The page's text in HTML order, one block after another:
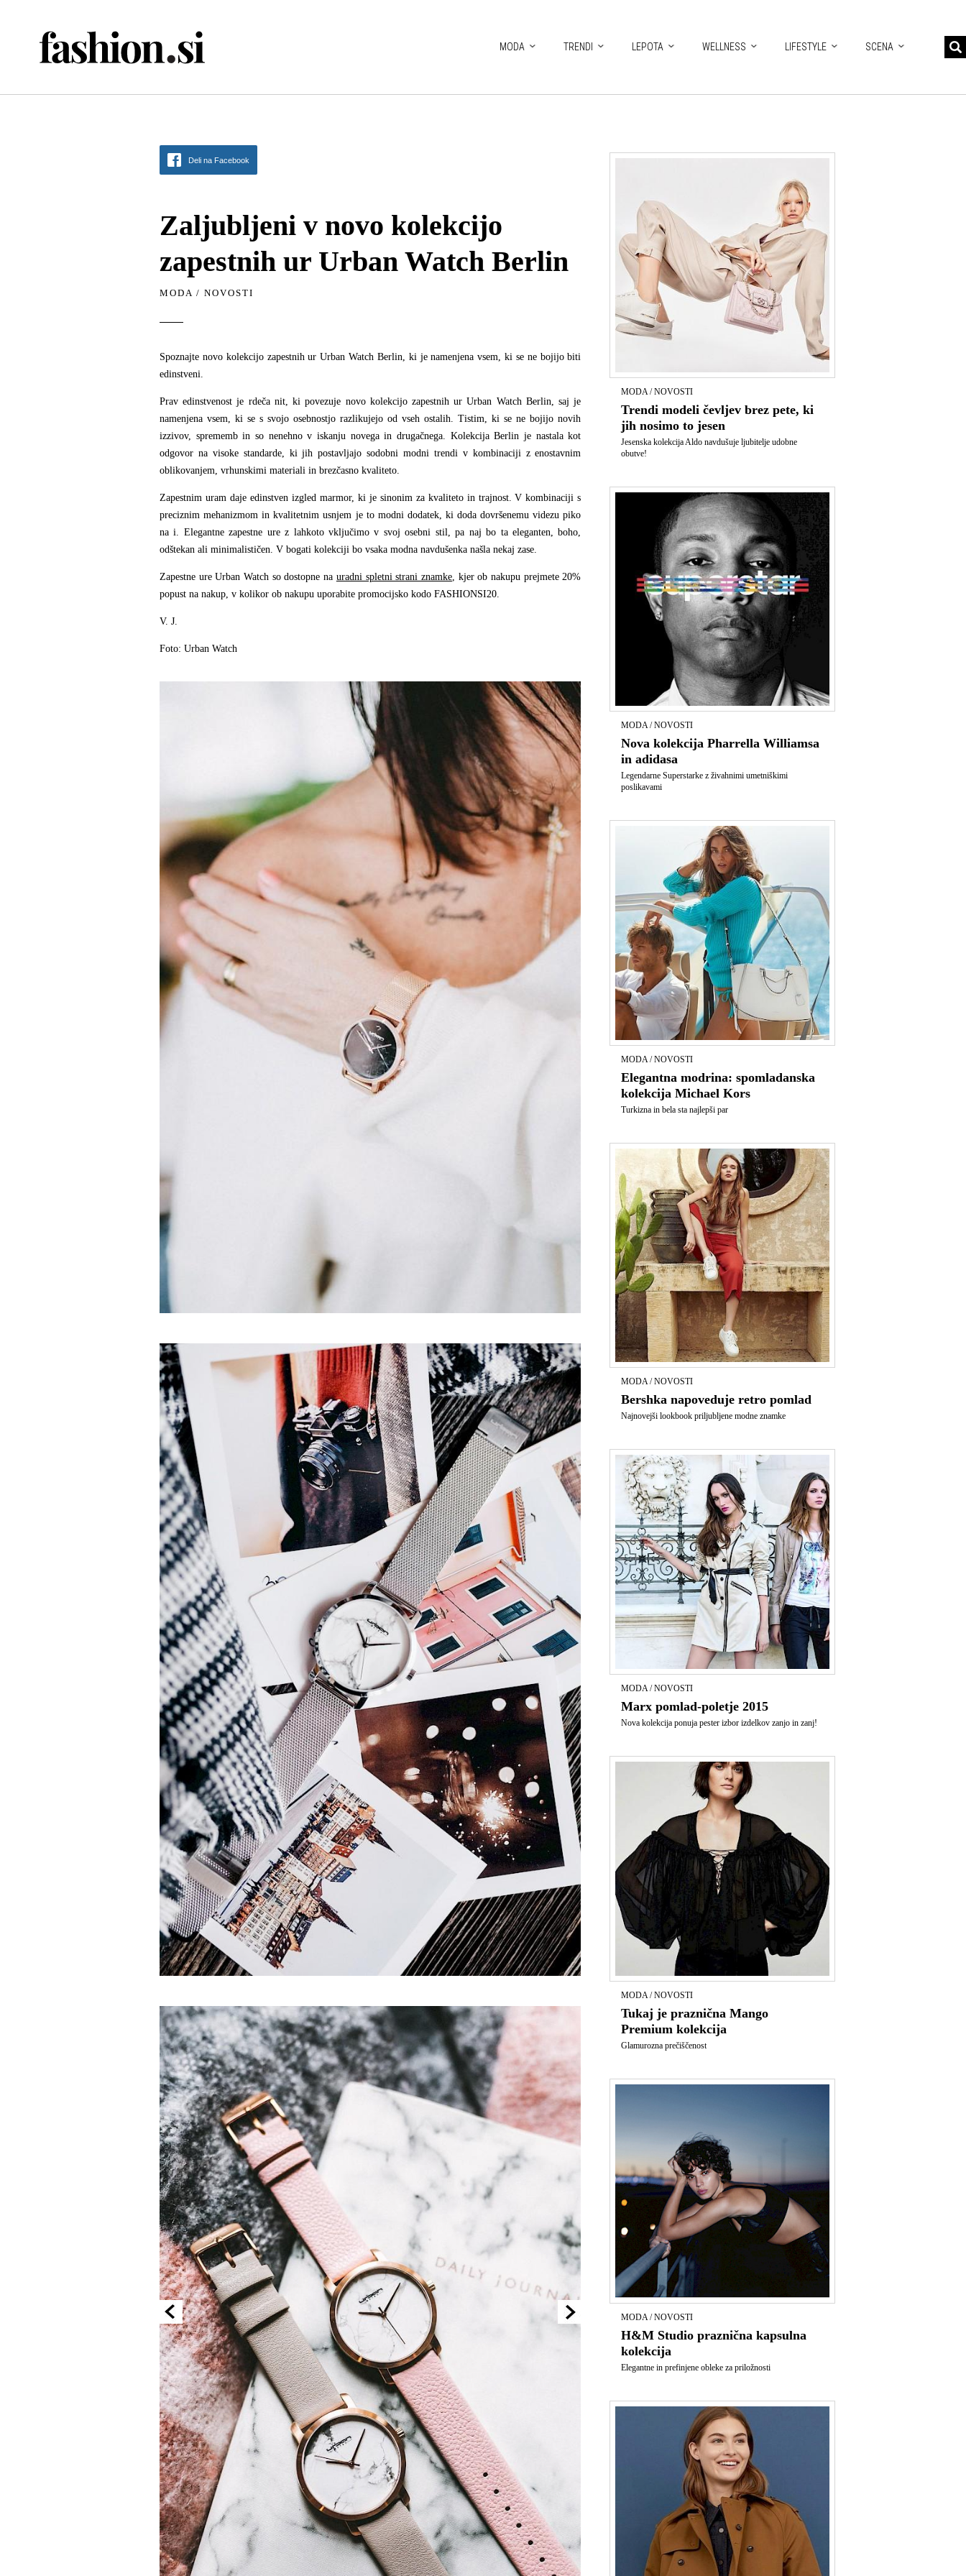
MODA TRENDI LEPOTA WELLNESS LIFESTYLE SCENA
Deli na Facebook
Zaljubljeni v novo kolekcijo
zapestnih ur Urban Watch Berlin
MODA / NOVOSTI
Spoznajte novo kolekcijo zapestnih ur Urban Watch Berlin, ki je namenjena vsem, ki se ne bojijo biti
edinstveni.
Prav edinstvenost je rdeča nit, ki povezuje novo kolekcijo zapestnih ur Urban Watch Berlin, saj je
namenjena vsem, ki se s svojo osebnostjo razlikujejo od vseh ostalih. Tistim, ki se ne bojijo novih
izzivov, sprememb in so nenehno v iskanju novega in drugačnega. Kolekcija Berlin je nastala kot
odgovor na visoke standarde, ki jih postavljajo sodobni modni trendi v kombinaciji z enostavnim
oblikovanjem, vrhunskimi materiali in brezčasno kvaliteto.
Zapestnim uram daje edinstven izgled marmor, ki je sinonim za kvaliteto in trajnost. V kombinaciji s
preciznim mehanizmom in kvalitetnim usnjem je to modni dodatek, ki doda dovršenemu videzu piko
na i. Elegantne zapestne ure z lahkoto vključimo v svoj osebni stil, pa naj bo ta eleganten, boho,
odštekan ali minimalističen. V bogati kolekciji bo vsaka modna navdušenka našla nekaj zase.
Zapestne ure Urban Watch so dostopne na uradni spletni strani znamke, kjer ob nakupu prejmete 20%
popust na nakup, v kolikor ob nakupu uporabite promocijsko kodo FASHIONSI20.
V. J.
Foto: Urban Watch
MODA / NOVOSTI
Trendi modeli čevljev brez pete, ki
jih nosimo to jesen
Jesenska kolekcija Aldo navdušuje ljubitelje udobne
obutve!
MODA / NOVOSTI
Nova kolekcija Pharrella Williamsa
in adidasa
Legendarne Superstarke z živahnimi umetniškimi
poslikavami
MODA / NOVOSTI
Elegantna modrina: spomladanska
kolekcija Michael Kors
Turkizna in bela sta najlepši par
MODA / NOVOSTI
​Bershka napoveduje retro pomlad
Najnovejši lookbook priljubljene modne znamke
MODA / NOVOSTI
Marx pomlad-poletje 2015
Nova kolekcija ponuja pester izbor izdelkov zanjo in zanj!
MODA / NOVOSTI
Tukaj je praznična Mango
Premium kolekcija
Glamurozna prečiščenost
MODA / NOVOSTI
H&M Studio praznična kapsulna
kolekcija
Elegantne in prefinjene obleke za priložnosti